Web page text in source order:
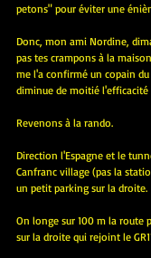
petons" pour éviter une
Donc, mon ami Nordine,
pas tes crampons à la
me l'a confirmé un copain du
diminue de moitié l'efficacité
Revenons à la rando.
Direction l'Espagne et le
Canfranc village (pas la
un petit parking sur la droite.
On longe sur 100 m la route
sur la droite qui rejoint le